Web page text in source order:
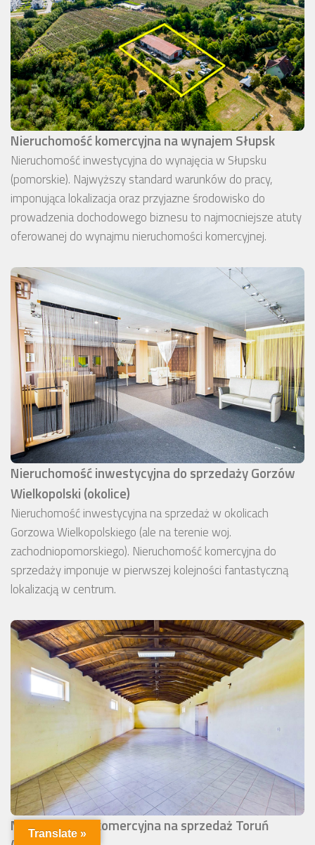
Nieruchomość komercyjna na wynajem Słupsk
Nieruchomość inwestycyjna do wynajęcia w Słupsku
(pomorskie). Najwyższy standard warunków do pracy,
imponująca lokalizacja oraz przyjazne środowisko do
prowadzenia dochodowego biznesu to najmocniejsze atuty
oferowanej do wynajmu nieruchomości komercyjnej.
Nieruchomość inwestycyjna do sprzedaży Gorzów
Wielkopolski (okolice)
Nieruchomość inwestycyjna na sprzedaż w okolicach
Gorzowa Wielkopolskiego (ale na terenie woj.
zachodniopomorskiego). Nieruchomość komercyjna do
sprzedaży imponuje w pierwszej kolejności fantastyczną
lokalizacją w centrum.
Nieruchomość komercyjna na sprzedaż Toruń
Translate »